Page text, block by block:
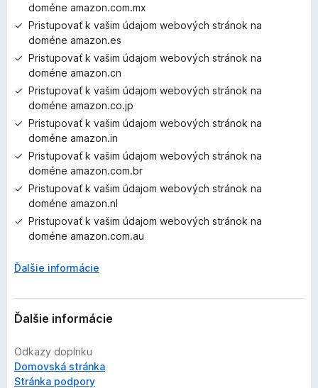
doméne amazon.com.mx
Pristupovať k vašim údajom webových stránok na
doméne amazon.es
Pristupovať k vašim údajom webových stránok na
doméne amazon.cn
Pristupovať k vašim údajom webových stránok na
doméne amazon.co.jp
Pristupovať k vašim údajom webových stránok na
doméne amazon.in
Pristupovať k vašim údajom webových stránok na
doméne amazon.com.br
Pristupovať k vašim údajom webových stránok na
doméne amazon.nl
Pristupovať k vašim údajom webových stránok na
doméne amazon.com.au
Ďalšie informácie
Ďalšie informácie
Odkazy doplnku
Domovská stránka
Stránka podpory